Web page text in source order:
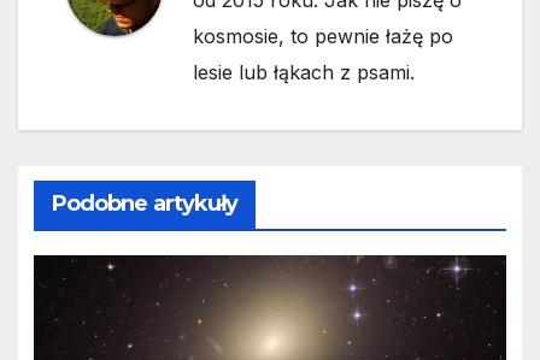
kosmosie, to pewnie łażę po
lesie lub łąkach z psami.
Podobne artykuły